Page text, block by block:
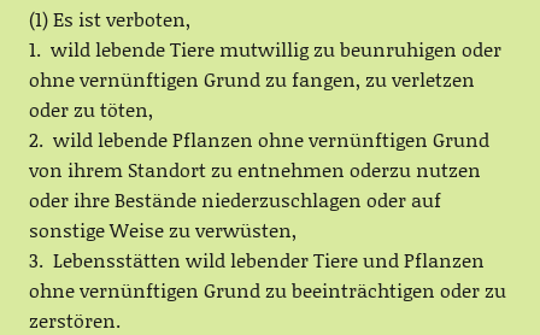
(1) Es ist verboten,
1. wild lebende Tiere mutwillig zu beunruhigen oder
ohne vernünftigen Grund zu fangen, zu verletzen
oder zu töten,
2. wild lebende Pflanzen ohne vernünftigen Grund
von ihrem Standort zu entnehmen oderzu nutzen
oder ihre Bestände niederzuschlagen oder auf
sonstige Weise zu verwüsten,
3. Lebensstätten wild lebender Tiere und Pflanzen
ohne vernünftigen Grund zu beeinträchtigen oder zu
zerstören.